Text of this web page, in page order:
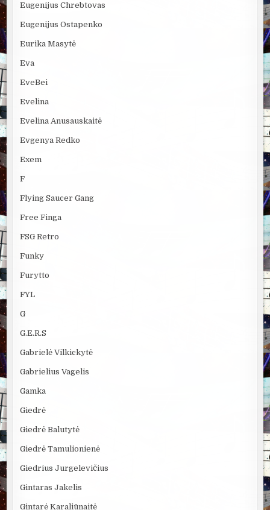
Eugenijus Chrebtovas
Eugenijus Ostapenko
Eurika Masytė
Eva
EveBei
Evelina
Evelina Anusauskaitė
Evgenya Redko
Exem
F
Flying Saucer Gang
Free Finga
FSG Retro
Funky
Furytto
FYL
G
G.E.R.S
Gabrielė Vilkickytė
Gabrielius Vagelis
Gamka
Giedrė
Giedrė Balutytė
Giedrė Tamulionienė
Giedrius Jurgelevičius
Gintaras Jakelis
Gintarė Karaliūnaitė